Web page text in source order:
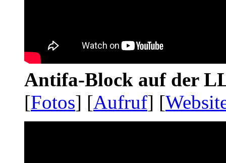
Antifa-Block auf der
[Fotos] [Aufruf] [